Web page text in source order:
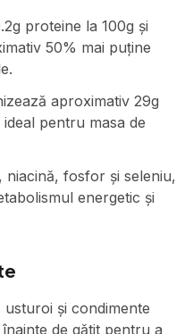
proteine la 100g și
50% mai puține
aproximativ 29g
pentru masa de
niacină, fosfor și seleniu,
energetic și
și condimente
de gătit pentru a